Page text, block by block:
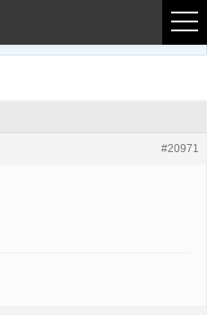
#20971